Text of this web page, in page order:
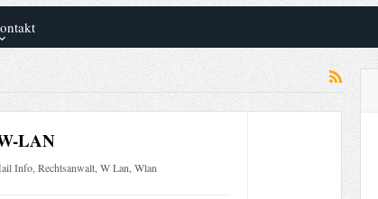
LAN
Info,Rechtsanwalt,W Lan,Wlan